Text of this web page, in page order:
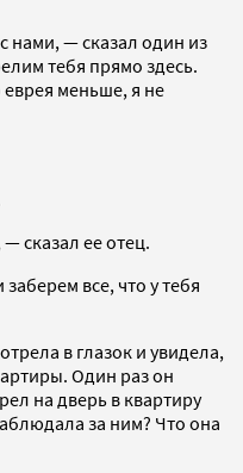
нами, — сказал один из
тебя прямо здесь.
еврея меньше, я не
сказал ее отец.
все, что у тебя
в глазок и увидела,
Один раз он
на дверь в квартиру
за ним? Что она